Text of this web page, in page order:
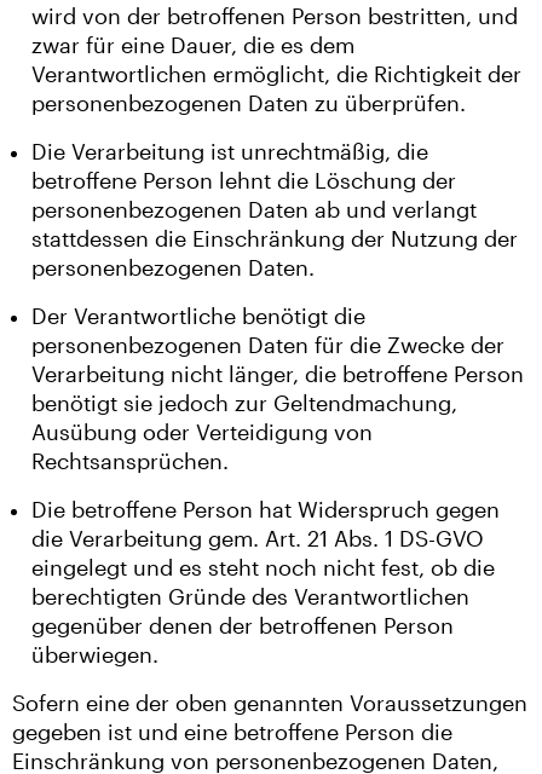
wird von der betroffenen Person bestritten, und
zwar für eine Dauer, die es dem
Verantwortlichen ermöglicht, die Richtigkeit der
personenbezogenen Daten zu überprüfen.
Die Verarbeitung ist unrechtmäßig, die
betroffene Person lehnt die Löschung der
personenbezogenen Daten ab und verlangt
stattdessen die Einschränkung der Nutzung der
personenbezogenen Daten.
Der Verantwortliche benötigt die
personenbezogenen Daten für die Zwecke der
Verarbeitung nicht länger, die betroffene Person
benötigt sie jedoch zur Geltendmachung,
Ausübung oder Verteidigung von
Rechtsansprüchen.
Die betroffene Person hat Widerspruch gegen
die Verarbeitung gem. Art. 21 Abs. 1 DS-GVO
eingelegt und es steht noch nicht fest, ob die
berechtigten Gründe des Verantwortlichen
gegenüber denen der betroffenen Person
überwiegen.
Sofern eine der oben genannten Voraussetzungen
gegeben ist und eine betroffene Person die
Einschränkung von personenbezogenen Daten,